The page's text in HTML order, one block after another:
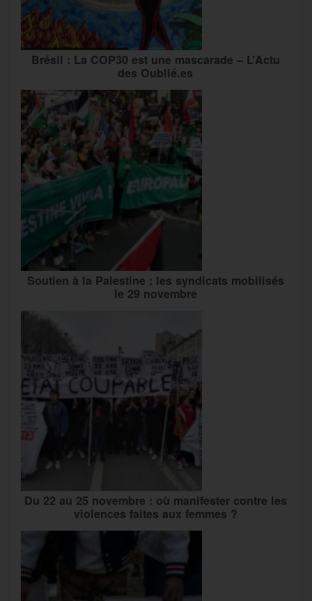
Brésil : La COP30 est une mascarade – L’Actu
des Oublié.es
Soutien à la Palestine : les syndicats mobilisés
le 29 novembre
Du 22 au 25 novembre : où manifester contre les
violences faites aux femmes ?